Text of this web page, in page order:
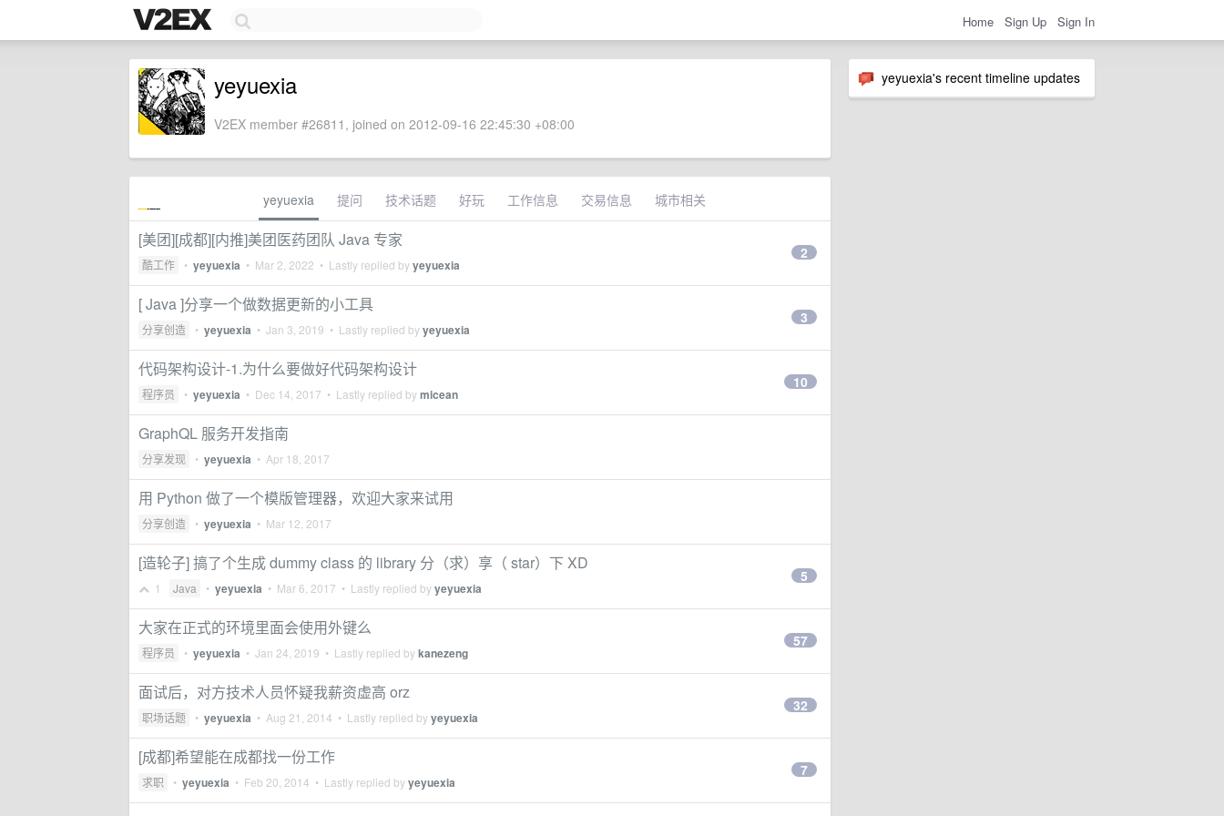
Home Sign Up Sign In
yeyuexia's recent timeline updates
yeyuexia
V2EX member #26811, joined on 2012-09-16 22:45:30 +08:00
yeyuexia 提问 技术话题 好玩 工作信息 交易信息 城市相关
[美团][成都][内推]美团医药团队 Java 专家
酷工作 • yeyuexia • Mar 2, 2022 • Lastly replied byyeyuexia
2
[ Java ]分享一个做数据更新的小工具
分享创造 • yeyuexia • Jan 3, 2019 • Lastly replied byyeyuexia
3
代码架构设计-1.为什么要做好代码架构设计
程序员 • yeyuexia • Dec 14, 2017 • Lastly replied bymicean
10
GraphQL 服务开发指南
分享发现 • yeyuexia • Apr 18, 2017
用 Python 做了一个模版管理器，欢迎大家来试用
分享创造 • yeyuexia • Mar 12, 2017
[造轮子] 搞了个生成 dummy class 的 library 分（求）享（ star）下 XD
1 Java • yeyuexia • Mar 6, 2017 • Lastly replied byyeyuexia
5
大家在正式的环境里面会使用外键么
程序员 • yeyuexia • Jan 24, 2019 • Lastly replied bykanezeng
57
面试后，对方技术人员怀疑我薪资虚高 orz
职场话题 • yeyuexia • Aug 21, 2014 • Lastly replied byyeyuexia
32
[成都]希望能在成都找一份工作
求职 • yeyuexia • Feb 20, 2014 • Lastly replied byyeyuexia
7